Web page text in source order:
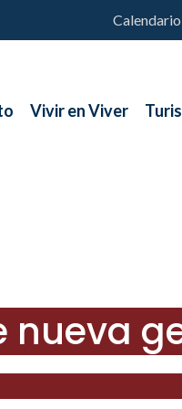
Calendario
Vivir en Viver
nueva